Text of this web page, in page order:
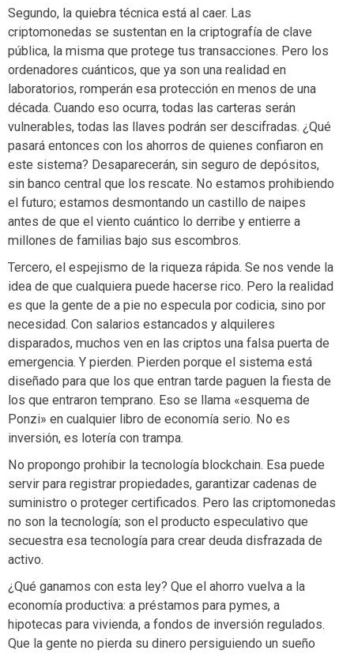
Segundo, la quiebra técnica está al caer. Las
criptomonedas se sustentan en la criptografía de clave
pública, la misma que protege tus transacciones. Pero los
ordenadores cuánticos, que ya son una realidad en
laboratorios, romperán esa protección en menos de una
década. Cuando eso ocurra, todas las carteras serán
vulnerables, todas las llaves podrán ser descifradas. ¿Qué
pasará entonces con los ahorros de quienes confiaron en
este sistema? Desaparecerán, sin seguro de depósitos,
sin banco central que los rescate. No estamos prohibiendo
el futuro; estamos desmontando un castillo de naipes
antes de que el viento cuántico lo derribe y entierre a
millones de familias bajo sus escombros.
Tercero, el espejismo de la riqueza rápida. Se nos vende la
idea de que cualquiera puede hacerse rico. Pero la realidad
es que la gente de a pie no especula por codicia, sino por
necesidad. Con salarios estancados y alquileres
disparados, muchos ven en las criptos una falsa puerta de
emergencia. Y pierden. Pierden porque el sistema está
diseñado para que los que entran tarde paguen la fiesta de
los que entraron temprano. Eso se llama «esquema de
Ponzi» en cualquier libro de economía serio. No es
inversión, es lotería con trampa.
No propongo prohibir la tecnología blockchain. Esa puede
servir para registrar propiedades, garantizar cadenas de
suministro o proteger certificados. Pero las criptomonedas
no son la tecnología; son el producto especulativo que
secuestra esa tecnología para crear deuda disfrazada de
activo.
¿Qué ganamos con esta ley? Que el ahorro vuelva a la
economía productiva: a préstamos para pymes, a
hipotecas para vivienda, a fondos de inversión regulados.
Que la gente no pierda su dinero persiguiendo un sueño